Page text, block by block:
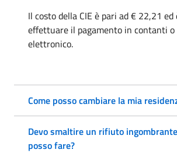
Il costo della CIE è pari ad € 22,21 ed
effettuare il pagamento in contanti o
elettronico.
Come posso cambiare la mia
Devo smaltire un rifiuto
posso fare?